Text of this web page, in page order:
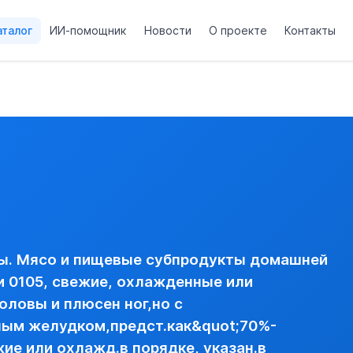
на части, свежие или охлажденные --- ощипанные
И МУСКУЛЬНЫМ
ИИ-помощник Новости О проекте Контакты
Мясо и пищевые субпродукты домашней
0105, свежие, охлажденные или
и плюсен ног,но с
желудком,предст.как&quot;70%-
или охлажд.в порядке, указан.в